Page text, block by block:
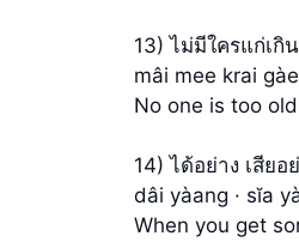
13) ไม่มีใครแก่เกิ
mâi mee krai
No one is too
14) ได้อย่าง เสียอ
dâi yàang · sĭa
When you get